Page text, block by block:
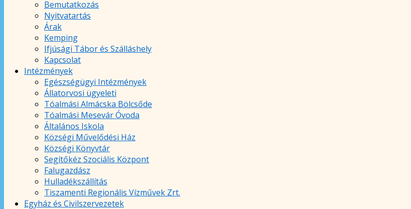
Bemutatkozás
Nyitvatartás
Árak
Kemping
Ifjúsági Tábor és Szálláshely
Kapcsolat
Intézmények
Egészségügyi Intézmények
Állatorvosi ügyeleti
Tóalmási Almácska Bölcsőde
Tóalmási Mesevár Óvoda
Általános Iskola
Községi Művelődési Ház
Községi Könyvtár
Segítőkéz Szociális Központ
Falugazdász
Hulladékszállítás
Tiszamenti Regionális Vízművek Zrt.
Egyház és Civilszervezetek